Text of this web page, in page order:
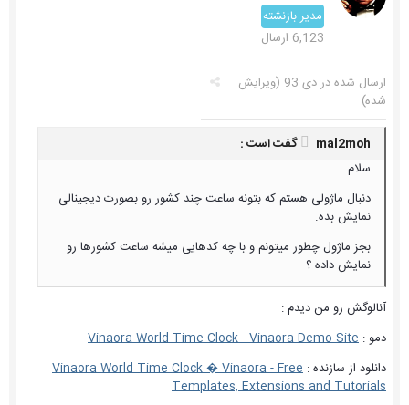
مدیر بازنشته
6,123 ارسال
ارسال شده دردی 93
(ویرایش
شده)
mal2moh گفت است :
سلام
دنبال ماژولی هستم که بتونه ساعت چند کشور رو بصورت دیجینالی
نمایش بده.
بجز ماژول چطور میتونم و با چه کدهایی میشه ساعت کشورها رو
نمایش داده ؟
آنالوگش رو من دیدم :
دمو : Vinaora World Time Clock - Vinaora Demo Site
دانلود از سازنده : Vinaora World Time Clock � Vinaora - Free
Templates, Extensions and Tutorials